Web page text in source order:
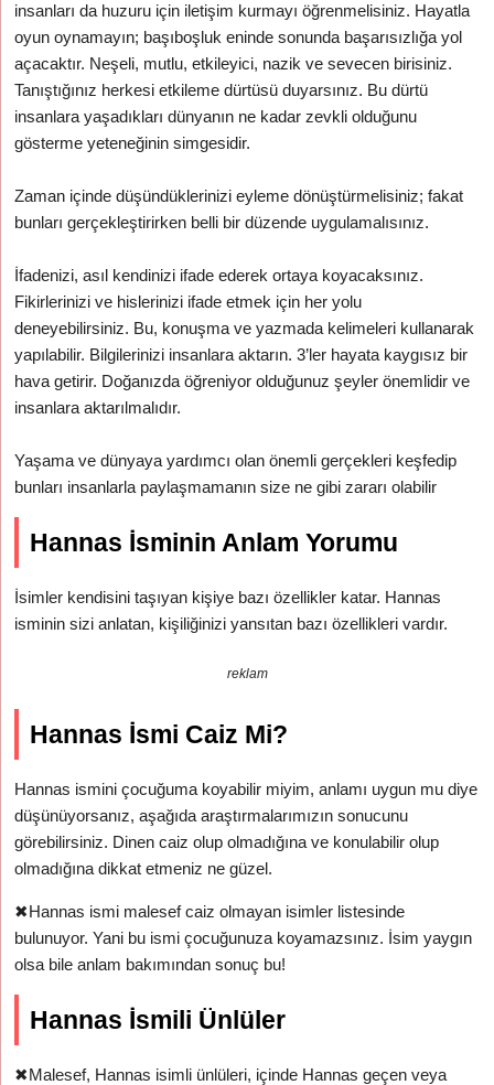
insanları da huzuru için iletişim kurmayı öğrenmelisiniz. Hayatla
oyun oynamayın; başıboşluk eninde sonunda başarısızlığa yol
açacaktır. Neşeli, mutlu, etkileyici, nazik ve sevecen birisiniz.
Tanıştığınız herkesi etkileme dürtüsü duyarsınız. Bu dürtü
insanlara yaşadıkları dünyanın ne kadar zevkli olduğunu
gösterme yeteneğinin simgesidir.
Zaman içinde düşündüklerinizi eyleme dönüştürmelisiniz; fakat
bunları gerçekleştirirken belli bir düzende uygulamalısınız.
İfadenizi, asıl kendinizi ifade ederek ortaya koyacaksınız.
Fikirlerinizi ve hislerinizi ifade etmek için her yolu
deneyebilirsiniz. Bu, konuşma ve yazmada kelimeleri kullanarak
yapılabilir. Bilgilerinizi insanlara aktarın. 3’ler hayata kaygısız bir
hava getirir. Doğanızda öğreniyor olduğunuz şeyler önemlidir ve
insanlara aktarılmalıdır.
Yaşama ve dünyaya yardımcı olan önemli gerçekleri keşfedip
bunları insanlarla paylaşmamanın size ne gibi zararı olabilir
Hannas İsminin Anlam Yorumu
İsimler kendisini taşıyan kişiye bazı özellikler katar. Hannas
isminin sizi anlatan, kişiliğinizi yansıtan bazı özellikleri vardır.
reklam
Hannas İsmi Caiz Mi?
Hannas ismini çocuğuma koyabilir miyim, anlamı uygun mu diye
düşünüyorsanız, aşağıda araştırmalarımızın sonucunu
görebilirsiniz. Dinen caiz olup olmadığına ve konulabilir olup
olmadığına dikkat etmeniz ne güzel.
✖Hannas ismi malesef caiz olmayan isimler listesinde
bulunuyor. Yani bu ismi çocuğunuza koyamazsınız. İsim yaygın
olsa bile anlam bakımından sonuç bu!
Hannas İsmili Ünlüler
✖Malesef, Hannas isimli ünlüleri, içinde Hannas geçen veya